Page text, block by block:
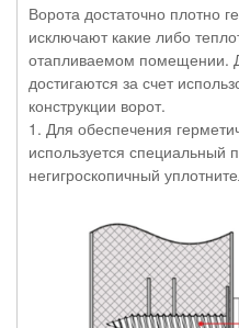
Ворота достаточно плотно
исключают какие либо
отапливаемом помещении.
достигаются за счет
конструкции ворот.
1. Для обеспечения
используется специальный
негигроскопичный